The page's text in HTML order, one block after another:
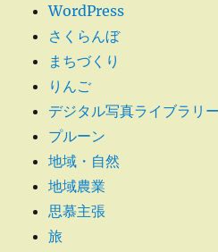
WordPress
さくらんぼ
まちづくり
りんご
デジタル写真ライブラリー
プルーン
地域・自然
地域農業
思慕主張
旅